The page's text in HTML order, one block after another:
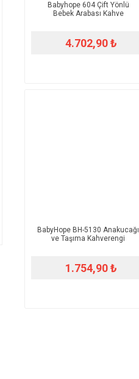
Babyhope 604 Çift Yönlü
Bebek Arabası Kahve
4.702,90 ₺
BabyHope BH-5130 Anakucağı
ve Taşıma Kahverengi
1.754,90 ₺